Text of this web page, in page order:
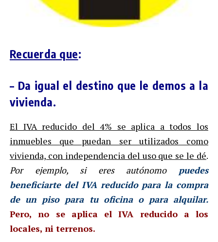
Recuerda que:
– Da igual el destino que le demos a la
vivienda.
El IVA reducido del 4% se aplica a todos los
inmuebles que puedan ser utilizados como
vivienda, con independencia del uso que se le dé.
Por ejemplo, si eres autónomo puedes
beneficiarte del IVA reducido para la compra
de un piso para tu oficina o para alquilar.
Pero, no se aplica el IVA reducido a los
locales, ni terrenos.